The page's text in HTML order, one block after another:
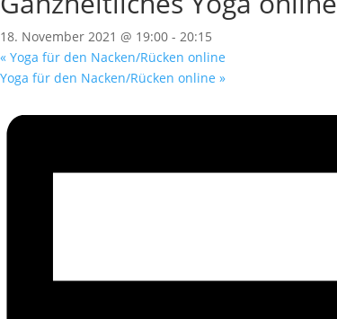
18. November 2021 @ 19:00 - 20:15
« Yoga für den Nacken/Rücken online
Yoga für den Nacken/Rücken online »